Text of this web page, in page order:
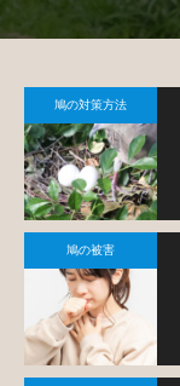
鳩の対策方法
鳩の被害